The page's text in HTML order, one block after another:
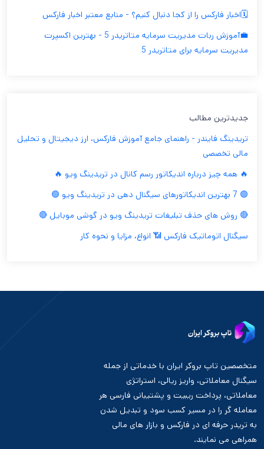
🗓️اخبار فارکس را از کجا دنبال کنیم؟ - منابع معتبر اخبار فارکس
💼آموزش ربات مدیریت سرمایه متاتریدر 5 - بهترین اکسپرت
مدیریت سرمایه برای متاتریدر 5
جدیدترین مطالب
تریدینگ فایندر - راهنمای جامع آموزش فارکس، ارز دیجیتال و تحلیل
مالی تخصصی
🔥 همه چیز درباره اندیکاتور رسم کانال در تریدینگ ویو 🔥
🟢 7 بهترین اندیکاتورهای سیگنال دهی در تریدینگ ویو 🟢
🔴 روش های حذف تبلیغات تریدینگ ویو در گوشی موبایل 🔴
سیگنال اتوماتیک فارکس 📶 انواع، مزایا و نحوه کار
متخصصین تاپ بروکر ایران با خدماتی از جمله
سیگنال معاملاتی، واریز ریالی، استراتژی
معاملاتی، پرداخت ریبیت و پشتیبانی فارسی هر
معامله گر را در مسیر کسب سود و تبدیل شدن
به تریدر حرفه ای در فارکس و بازار های مالی
همراهی می نمایند.